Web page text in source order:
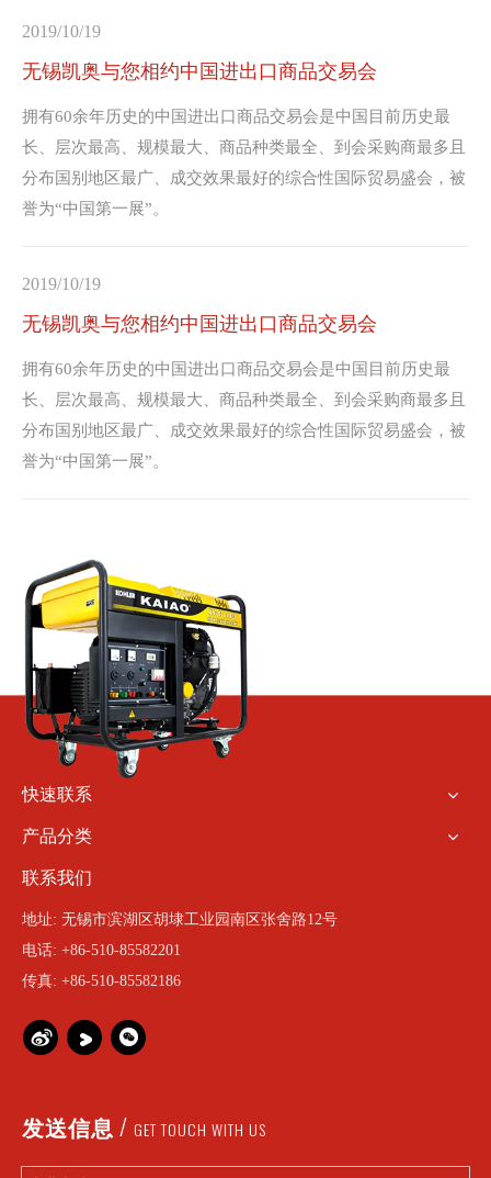
2019/10/19
无锡凯奥与您相约中国进出口商品交易会
拥有60余年历史的中国进出口商品交易会是中国目前历史最
长、层次最高、规模最大、商品种类最全、到会采购商最多且
分布国别地区最广、成交效果最好的综合性国际贸易盛会，被
誉为“中国第一展”。
2019/10/19
无锡凯奥与您相约中国进出口商品交易会
拥有60余年历史的中国进出口商品交易会是中国目前历史最
长、层次最高、规模最大、商品种类最全、到会采购商最多且
分布国别地区最广、成交效果最好的综合性国际贸易盛会，被
誉为“中国第一展”。
快速联系
产品分类
联系我们
地址: 无锡市滨湖区胡埭工业园南区张舍路12号
电话: +86-510-85582201
传真: +86-510-85582186
发送信息 / GET TOUCH WITH US